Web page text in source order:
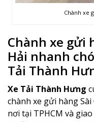
Chành xe
Chành xe gửi
Hải nhanh
Tải Thành
Xe Tải Thành Hưng
chành xe gửi hàng
nơi tại TPHCM và